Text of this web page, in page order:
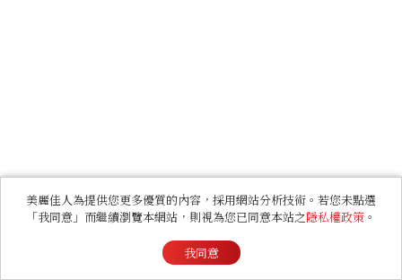
美麗佳人為提供您更多優質的內容，採用網站分析技術。若您未點選
「我同意」而繼續瀏覽本網站，則視為您已同意本站之隱私權政策 。
我同意